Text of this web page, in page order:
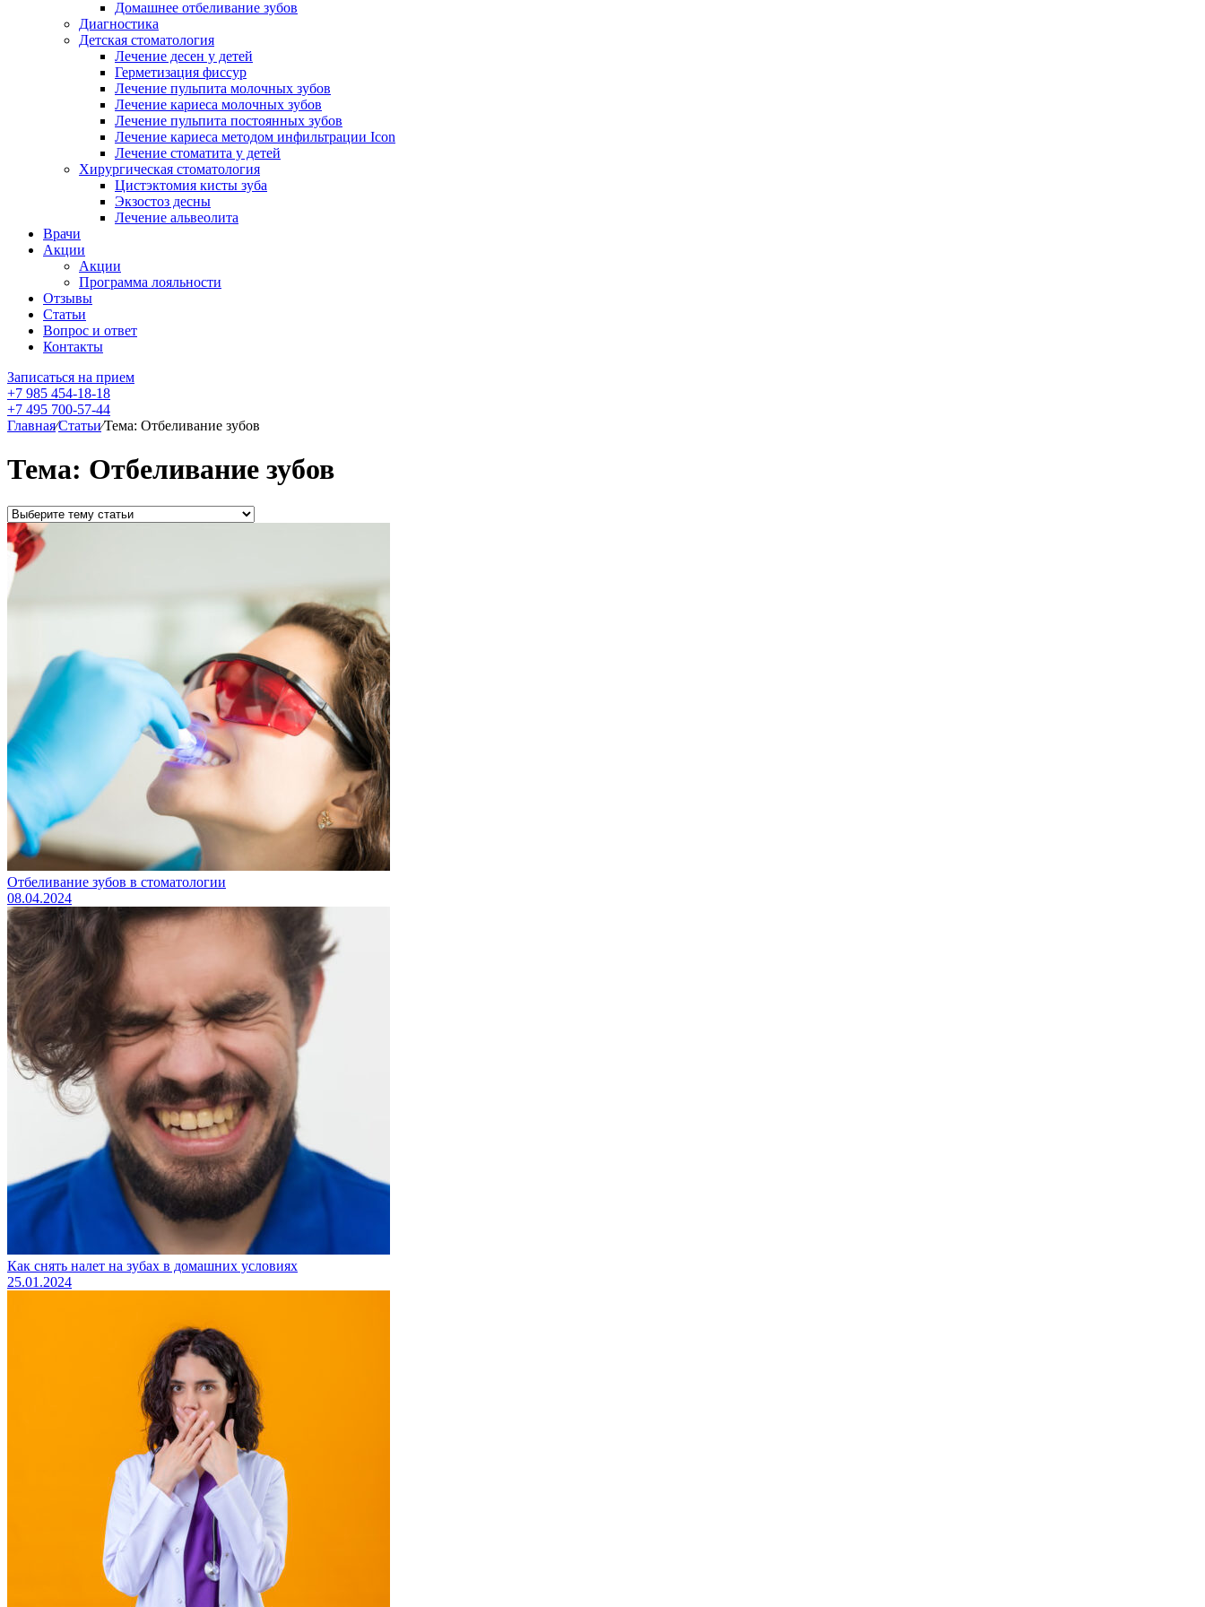
Домашнее отбеливание зубов
Диагностика
Детская стоматология
Лечение десен у детей
Герметизация фиссур
Лечение пульпита молочных зубов
Лечение кариеса молочных зубов
Лечение пульпита постоянных зубов
Лечение кариеса методом инфильтрации Icon
Лечение стоматита у детей
Хирургическая стоматология
Цистэктомия кисты зуба
Экзостоз десны
Лечение альвеолита
Врачи
Акции
Акции
Программа лояльности
Отзывы
Статьи
Вопрос и ответ
Контакты
Записаться на прием
+7 985 454-18-18
+7 495 700-57-44
Главная⁄Статьи⁄Тема: Отбеливание зубов
Тема: Отбеливание зубов
Отбеливание зубов в стоматологии
08.04.2024
Как снять налет на зубах в домашних условиях
25.01.2024